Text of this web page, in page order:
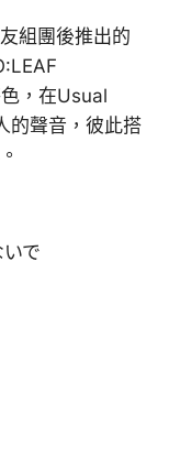
組團後推出的
，在Usual
的聲音，彼此搭
で